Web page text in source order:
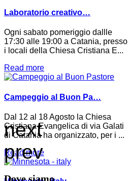
Laboratorio creativo…
Ogni sabato pomeriggio dallle
17:30 alle 19:00 a Catania, presso
i locali della Chiesa Cristiana E...
Read more
Campeggio al Buon Pa…
Dal 12 al 18 Agosto la Chiesa
Cristiana Evangelica di via Galati
di Catania ha organizzato, per i ...
Read more
next
prev
Dove siamo